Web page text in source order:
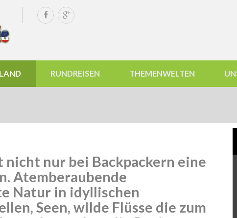
RUNDREISEN THEMENWELTEN
nur bei Backpackern eine
Atemberaubende
Natur in idyllischen
Seen, wilde Flüsse die zum